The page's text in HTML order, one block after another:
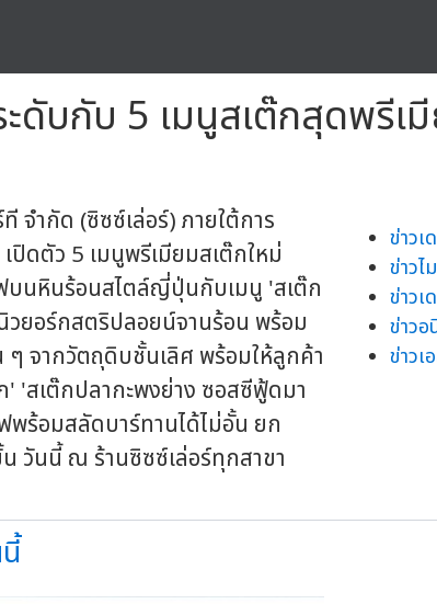
ดับกับ 5 เมนูสเต๊กสุดพรีเ
จำกัด (ซิซซ์เล่อร์) ภายใต้การ
ปิดตัว 5 เมนูพรีเมียมสเต๊กใหม่
ฟบนหินร้อนสไตล์ญี่ปุ่นกับเมนู 'สเต๊ก
ยอร์กสตริปลอยน์จานร้อน พร้อม
จากวัตถุดิบชั้นเลิศ พร้อมให้ลูกค้า
' 'สเต๊กปลากะพงย่าง ซอสซีฟู้ดมา
พร้อมสลัดบาร์ทานได้ไม่อั้น ยก
วันนี้ ณ ร้านซิซซ์เล่อร์ทุกสาขา
ข่าวเ
ข่าวไ
ข่าวเ
ข่าวอ
ข่าวเ